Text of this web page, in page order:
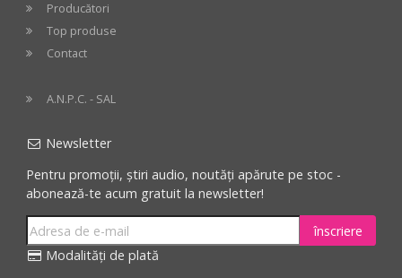
Producători
Top produse
Contact
A.N.P.C. - SAL
Newsletter
Pentru promoții, știri audio, noutăți apărute pe stoc -
abonează-te acum gratuit la newsletter!
înscriere
Modalități de plată